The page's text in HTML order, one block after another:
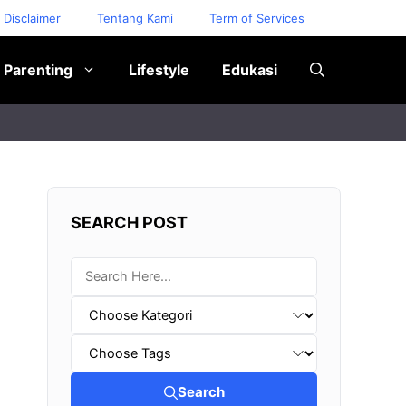
Disclaimer Tentang Kami Term of Services
Parenting Lifestyle Edukasi
SEARCH POST
Search